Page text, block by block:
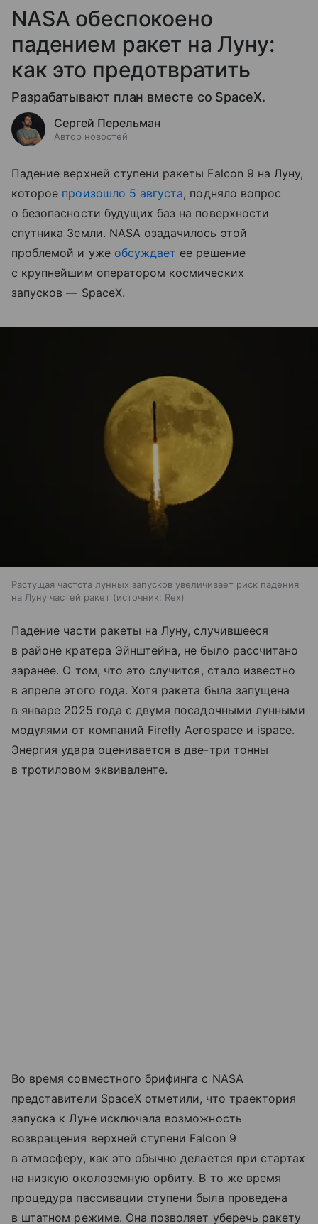
NASA обеспокоено
падением ракет на Луну:
как это предотвратить
Разрабатывают план вместе со SpaceX.
Сергей Перельман
Автор новостей
Падение верхней ступени ракеты Falcon 9 на Луну,
которое произошло 5 августа, подняло вопрос
о безопасности будущих баз на поверхности
спутника Земли. NASA озадачилось этой
проблемой и уже обсуждает ее решение
с крупнейшим оператором космических
запусков — SpaceX.
Растущая частота лунных запусков увеличивает риск падения
на Луну частей ракет
источник: Rex
Падение части ракеты на Луну, случившееся
в районе кратера Эйнштейна, не было рассчитано
заранее. О том, что это случится, стало известно
в апреле этого года. Хотя ракета была запущена
в январе 2025 года с двумя посадочными лунными
модулями от компаний Firefly Aerospace и ispace.
Энергия удара оценивается в две-три тонны
в тротиловом эквиваленте.
Во время совместного брифинга с NASA
представители SpaceX отметили, что траектория
запуска к Луне исключала возможность
возвращения верхней ступени Falcon 9
в атмосферу, как это обычно делается при стартах
на низкую околоземную орбиту. В то же время
процедура пассивации ступени была проведена
в штатном режиме. Она позволяет уберечь ракету